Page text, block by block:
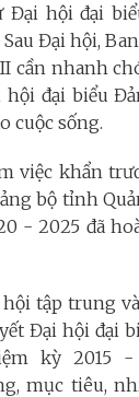
hội đại
Đại hội,
cần nhanh
hội đại biểu
cuộc sống.
việc khẩn
bộ tỉnh
- 2025 đã
tập trung
Đại hội đại
kỳ 2015
mục tiêu,